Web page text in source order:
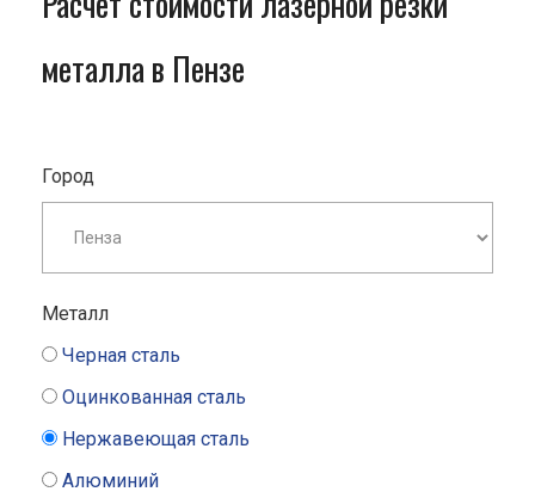
металла в Пензе
Город
Металл
Черная сталь
Оцинкованная сталь
Нержавеющая сталь
Алюминий